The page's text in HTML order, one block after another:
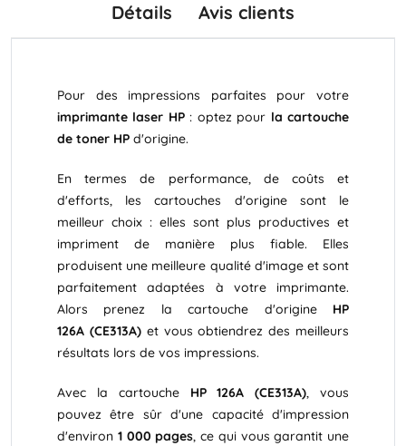
Détails Avis clients
Pour des impressions parfaites pour votre
imprimante laser HP: optez pour la cartouche
de toner HP d'origine.
En termes de performance, de coûts et
d'efforts, les cartouches d'origine sont le
meilleur choix : elles sont plus productives et
impriment de manière plus fiable. Elles
produisent une meilleure qualité d'image et sont
parfaitement adaptées à votre imprimante.
Alors prenez la cartouche d'origine HP
126A (CE313A)et vous obtiendrez des meilleurs
résultats lors de vos impressions.
Avec la cartouche HP 126A (CE313A), vous
pouvez être sûr d'une capacité d'impression
d'environ 1 000 pages, ce qui vous garantit une